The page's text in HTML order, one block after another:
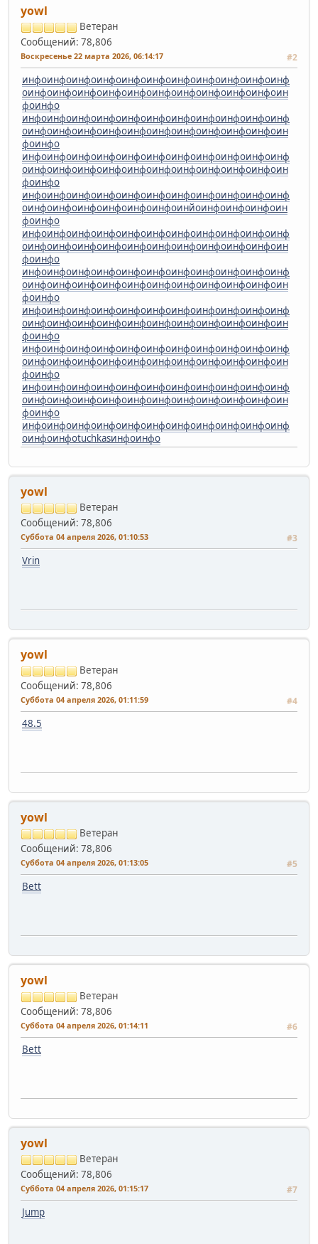
yowl
Ветеран
Сообщений: 78,806
Воскресенье 22 марта 2026, 06:14:17 #2
инфоинфоинфоинфоинфоинфоинфоинфоинфоинфоинф
оинфоинфоинфоинфоинфоинфоинфоинфоинфоинфоин
фоинфо
инфоинфоинфоинфоинфоинфоинфоинфоинфоинфоинф
оинфоинфоинфоинфоинфоинфоинфоинфоинфоинфоин
фоинфо
инфоинфоинфоинфоинфоинфоинфоинфоинфоинфоинф
оинфоинфоинфоинфоинфоинфоинфоинфоинфоинфоин
фоинфо
инфоинфоинфоинфоинфоинфоинфоинфоинфоинфоинф
оинфоинфоинфоинфоинфоинфоинйоинфоинфоинфоин
фоинфо
инфоинфоинфоинфоинфоинфоинфоинфоинфоинфоинф
оинфоинфоинфоинфоинфоинфоинфоинфоинфоинфоин
фоинфо
инфоинфоинфоинфоинфоинфоинфоинфоинфоинфоинф
оинфоинфоинфоинфоинфоинфоинфоинфоинфоинфоин
фоинфо
инфоинфоинфоинфоинфоинфоинфоинфоинфоинфоинф
оинфоинфоинфоинфоинфоинфоинфоинфоинфоинфоин
фоинфо
инфоинфоинфоинфоинфоинфоинфоинфоинфоинфоинф
оинфоинфоинфоинфоинфоинфоинфоинфоинфоинфоин
фоинфо
инфоинфоинфоинфоинфоинфоинфоинфоинфоинфоинф
оинфоинфоинфоинфоинфоинфоинфоинфоинфоинфоин
фоинфо
инфоинфоинфоинфоинфоинфоинфоинфоинфоинфоинф
оинфоинфоtuchkasинфоинфо
yowl
Ветеран
Сообщений: 78,806
Суббота 04 апреля 2026, 01:10:53 #3
Vrin
yowl
Ветеран
Сообщений: 78,806
Суббота 04 апреля 2026, 01:11:59 #4
48.5
yowl
Ветеран
Сообщений: 78,806
Суббота 04 апреля 2026, 01:13:05 #5
Bett
yowl
Ветеран
Сообщений: 78,806
Суббота 04 апреля 2026, 01:14:11 #6
Bett
yowl
Ветеран
Сообщений: 78,806
Суббота 04 апреля 2026, 01:15:17 #7
Jump